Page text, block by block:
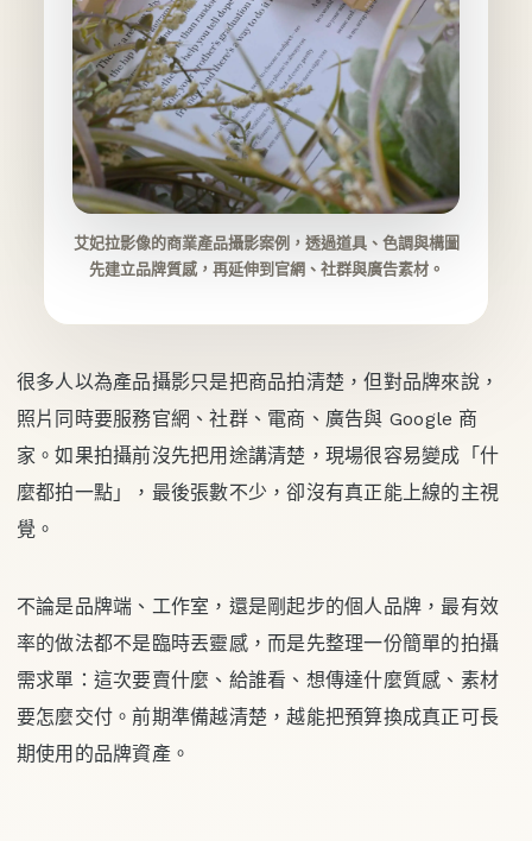
艾妃拉影像的商業產品攝影案例，透過道具、色調與構圖
先建立品牌質感，再延伸到官網、社群與廣告素材。
很多人以為產品攝影只是把商品拍清楚，但對品牌來說，
照片同時要服務官網、社群、電商、廣告與 Google 商
家。如果拍攝前沒先把用途講清楚，現場很容易變成「什
麼都拍一點」，最後張數不少，卻沒有真正能上線的主視
覺。
不論是品牌端、工作室，還是剛起步的個人品牌，最有效
率的做法都不是臨時丟靈感，而是先整理一份簡單的拍攝
需求單：這次要賣什麼、給誰看、想傳達什麼質感、素材
要怎麼交付。前期準備越清楚，越能把預算換成真正可長
期使用的品牌資產。